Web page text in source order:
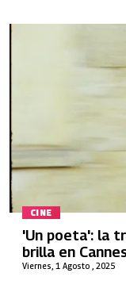
CINE
Viernes, 1 Agosto , 2025
'Un poeta': la
brilla en